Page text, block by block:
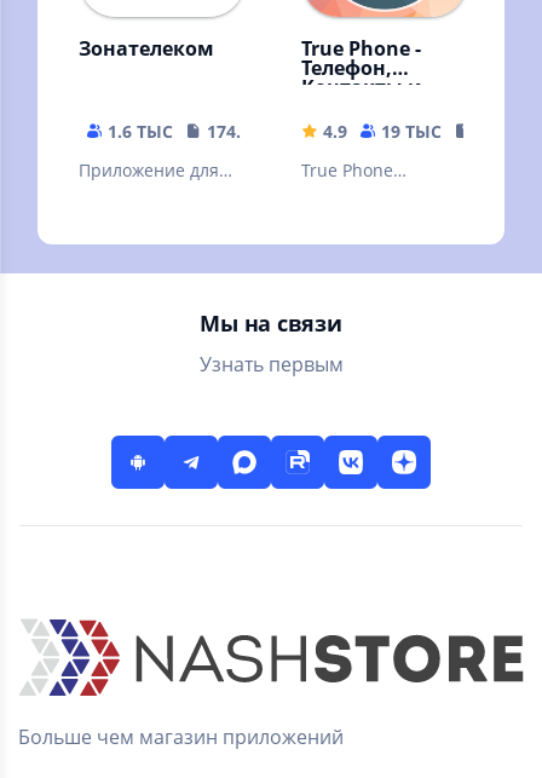
Зонателеком
1.6 ТЫС
174.51 MB
Приложение для
РФ
True Phone -
Телефон,
Контакты и
4.9 19 ТЫС
True Phone
заменить
стандартный
менеджер
контактов
Мы на связи
Узнать первым
Больше чем магазин приложений